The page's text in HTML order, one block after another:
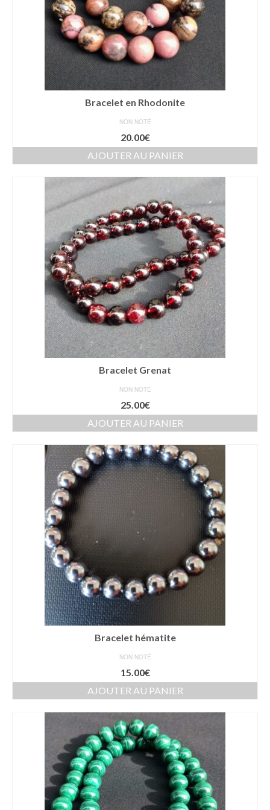
Bracelet en Rhodonite
NON NOTÉ
20.00€
AJOUTER AU PANIER
Bracelet Grenat
NON NOTÉ
25.00€
AJOUTER AU PANIER
Bracelet hématite
NON NOTÉ
15.00€
AJOUTER AU PANIER